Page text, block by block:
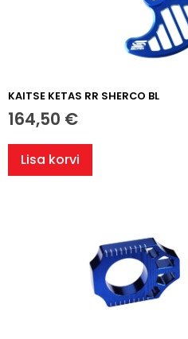
KAITSE KETAS RR SHERCO BL
164,50 €
Lisa korvi